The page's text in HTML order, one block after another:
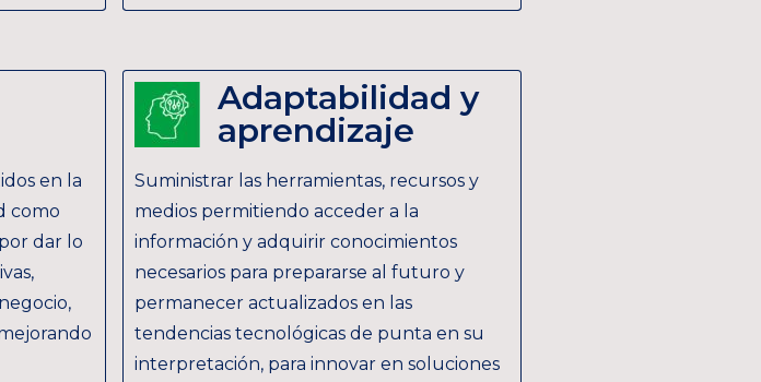
en la
como
dar lo
Adaptabilidad y
aprendizaje
Suministrar las herramientas, recursos y
medios permitiendo acceder a la
información y adquirir conocimientos
necesarios para prepararse al futuro y
permanecer actualizados en las
tendencias tecnológicas de punta en su
interpretación, para innovar en soluciones